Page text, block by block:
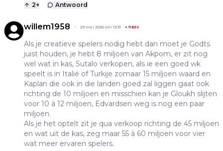
2+ Antwoord
willem1958 29 mei 2026 om 13:31 +11836
Als je creatieve spelers nodig hebt dan moet je Godts
juist houden, je hebt 8 miljoen van Akpom, er zit nog
wel wat in kas, Sutalo verkopen, als ie een goed wk
speelt is in Italië of Turkije zomaar 15 miljoen waard en
Kaplan die ook in die landen goed zal liggen gaat ook
richting de 10 miljoen en misschien kan je Gloukh slijten
voor 10 à 12 miljoen, Edvardsen weg is nog een paar
miljoen.
Als je het optelt zit je qua verkoop richting de 45 miljoen
en wat uit de kas, zeg maar 55 à 60 miljoen voor vier
wat meer ervaren spelers.